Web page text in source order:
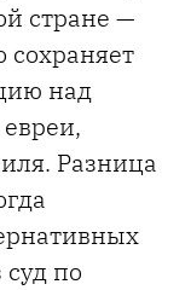
стране —
сохраняет
над
Разница
по